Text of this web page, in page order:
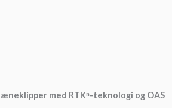
med RTKⁿ-teknologi og OAS